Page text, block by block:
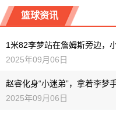
篮球资讯
1米82李梦站在詹姆斯旁边，
2025年09月06日
赵睿化身“小迷弟”，拿着李梦
2025年09月06日